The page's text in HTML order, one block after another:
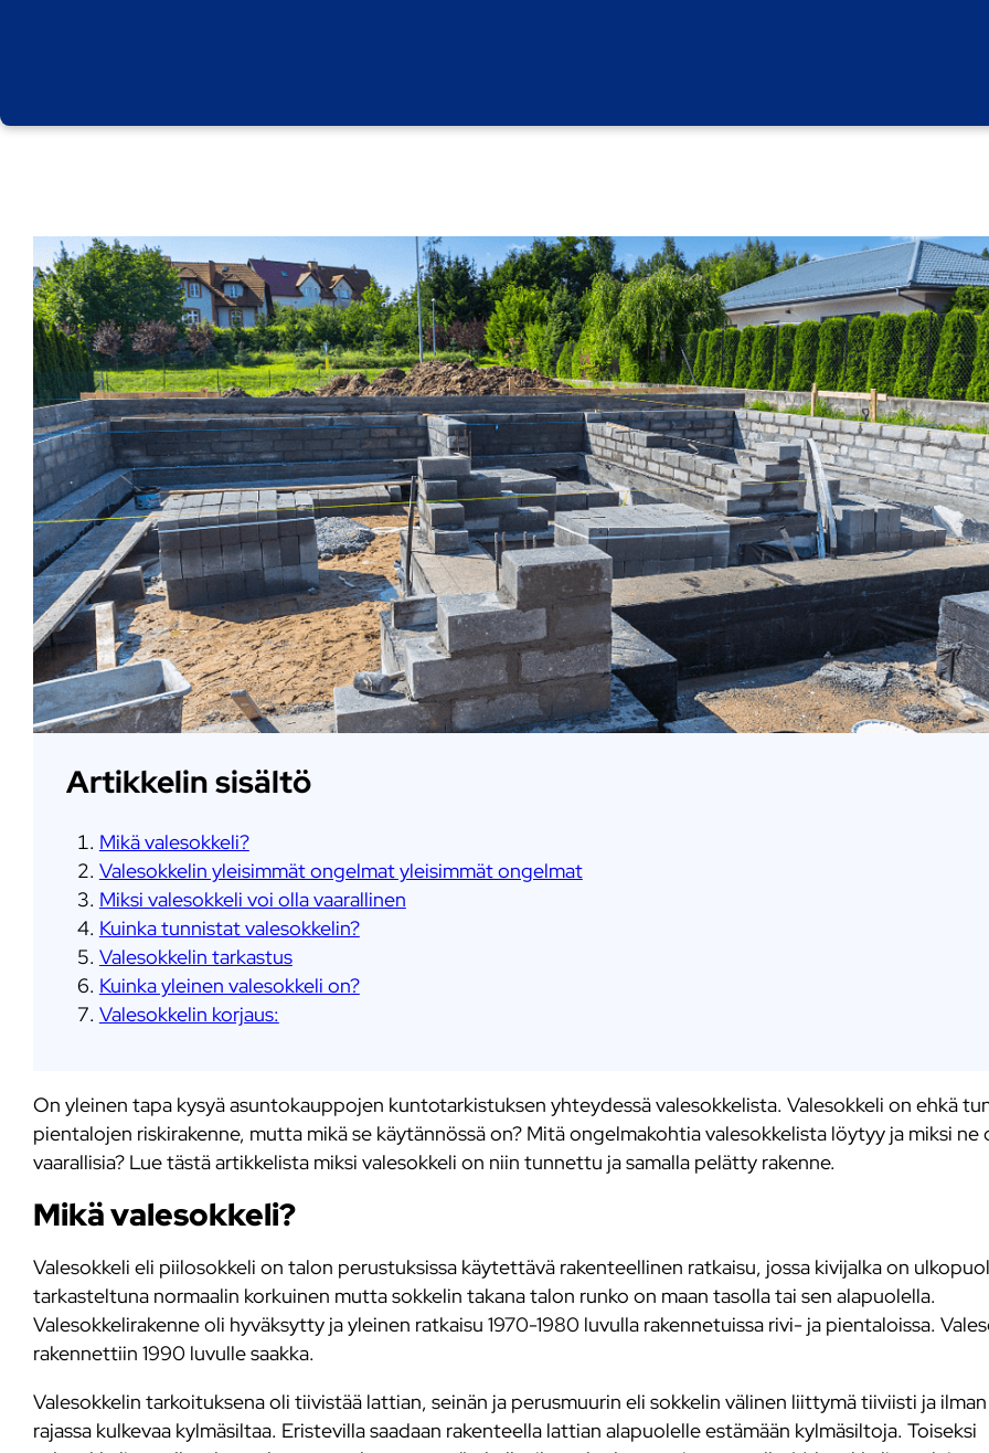
Artikkelin sisältö
Mikä valesokkeli?
Valesokkelin yleisimmät ongelmat yleisimmät ongelmat
Miksi valesokkeli voi olla vaarallinen
Kuinka tunnistat valesokkelin?
Valesokkelin tarkastus
Kuinka yleinen valesokkeli on?
Valesokkelin korjaus:
On yleinen tapa kysyä asuntokauppojen kuntotarkistuksen yhteydessä valesokkelista. Valesokkeli on ehkä
pientalojen riskirakenne, mutta mikä se käytännössä on? Mitä ongelmakohtia valesokkelista löytyy ja miksi ne
vaarallisia? Lue tästä artikkelista miksi valesokkeli on niin tunnettu ja samalla pelätty rakenne.
Mikä valesokkeli?
Valesokkeli eli piilosokkeli on talon perustuksissa käytettävä rakenteellinen ratkaisu, jossa kivijalka on
tarkasteltuna normaalin korkuinen mutta sokkelin takana talon runko on maan tasolla tai sen alapuolella.
Valesokkelirakenne oli hyväksytty ja yleinen ratkaisu 1970-1980 luvulla rakennetuissa rivi- ja pientaloissa.
rakennettiin 1990 luvulle saakka.
Valesokkelin tarkoituksena oli tiivistää lattian, seinän ja perusmuurin eli sokkelin välinen liittymä tiiviisti ja
rajassa kulkevaa kylmäsiltaa. Eristevilla saadaan rakenteella lattian alapuolelle estämään kylmäsiltoja. Toiseksi